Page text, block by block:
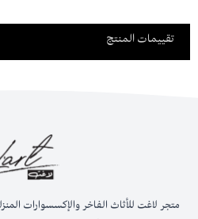
تقييمات المنتج
متجر لاغت للأثاث الفاخر والإكسسوارات